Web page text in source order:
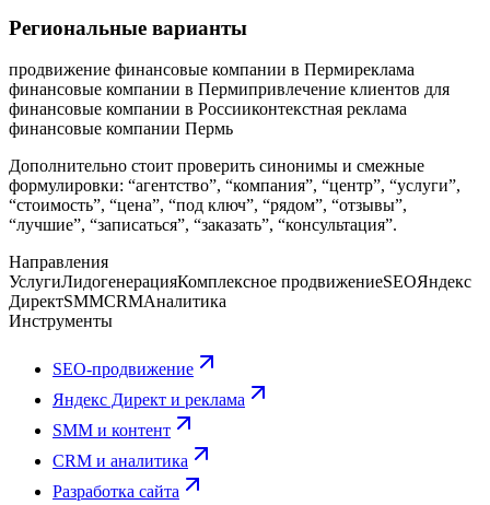
Региональные варианты
продвижение финансовые компании в Пермиреклама
финансовые компании в Пермипривлечение клиентов для
финансовые компании в Россииконтекстная реклама
финансовые компании Пермь
Дополнительно стоит проверить синонимы и смежные
формулировки: “агентство”, “компания”, “центр”, “услуги”,
“стоимость”, “цена”, “под ключ”, “рядом”, “отзывы”,
“лучшие”, “записаться”, “заказать”, “консультация”.
Направления
УслугиЛидогенерацияКомплексное продвижениеSEOЯндекс
ДиректSMMCRMАналитика
Инструменты
SEO-продвижение
Яндекс Директ и реклама
SMM и контент
CRM и аналитика
Разработка сайта